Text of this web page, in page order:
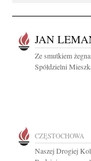
JAN
Ze smutkiem
Spółdzielni
CZĘSTOCHOWA
Naszej Drogiej